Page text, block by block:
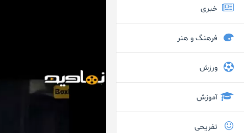
خبری
فرهنگ و هنر
ورزش
آموزش
تفریحی